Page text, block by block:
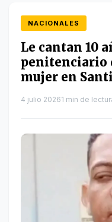
NACIONALES
Le cantan 10
penitenciario
mujer en
4 julio 20261 min de